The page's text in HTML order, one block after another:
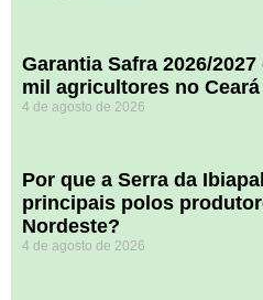
Garantia Safra 2026/
mil agricultores no Ceará
4 de agosto de 2026
Por que a Serra da
principais polos
Nordeste?
4 de agosto de 2026